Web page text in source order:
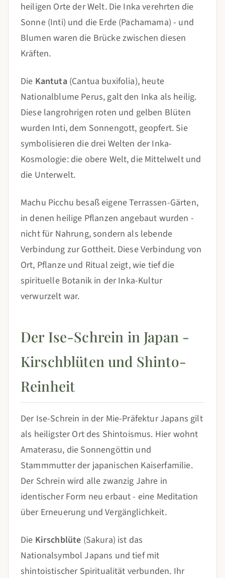
heiligen Orte der Welt. Die Inka verehrten die
Sonne (Inti) und die Erde (Pachamama) - und
Blumen waren die Brücke zwischen diesen
Kräften.
Die Kantuta (Cantua buxifolia), heute
Nationalblume Perus, galt den Inka als heilig.
Diese langrohrigen roten und gelben Blüten
wurden Inti, dem Sonnengott, geopfert. Sie
symbolisieren die drei Welten der Inka-
Kosmologie: die obere Welt, die Mittelwelt und
die Unterwelt.
Machu Picchu besaß eigene Terrassen-Gärten,
in denen heilige Pflanzen angebaut wurden -
nicht für Nahrung, sondern als lebende
Verbindung zur Gottheit. Diese Verbindung von
Ort, Pflanze und Ritual zeigt, wie tief die
spirituelle Botanik in der Inka-Kultur
verwurzelt war.
Der Ise-Schrein in Japan -
Kirschblüten und Shinto-
Reinheit
Der Ise-Schrein in der Mie-Präfektur Japans gilt
als heiligster Ort des Shintoismus. Hier wohnt
Amaterasu, die Sonnengöttin und
Stammmutter der japanischen Kaiserfamilie.
Der Schrein wird alle zwanzig Jahre in
identischer Form neu erbaut - eine Meditation
über Erneuerung und Vergänglichkeit.
Die Kirschblüte (Sakura) ist das
Nationalsymbol Japans und tief mit
shintoistischer Spiritualität verbunden. Ihr